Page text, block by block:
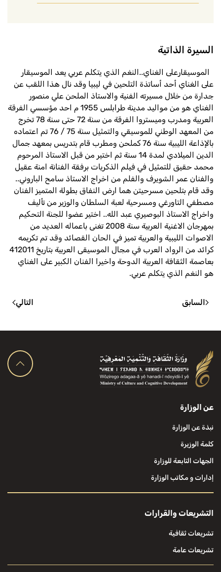
السيرة الذاتية
الموسيقارعلى الغناي..النغم الذي يتكلم عربي يعد الموسيقار
على الغناي أحد أساتذة التلحين في ليبيا وقد نال هذا اللقب عن
جدارة من خلال مسيرته الفنية والاستاذ الملحن علي منصور
الغناي هو من مواليد مدينة طرابلس 1955 م احد مؤسسي الفرقة
العربية ومدرب وميستروا الفرقة من سنة 72 حتى سنة 78 تخرج
من المعهد الوطني للموسيقي والتمثيل سنة 75 / 76 تم اعتماده
بالإذاعة الليبية سنة 76 كملحن ومطرب قام بتدريس بمعهد جمال
الدين الميلادي لمدة 14 سنة ثم اختير من قبل الاستاذ المرحوم
محمد حقيق للتمثيل في فيلم الذكريات برفقة الفنانة امنة عقيل
والفنان عمر الشويرف والفلم من اخراج الاستاذ سامح الباروني..
وقد قام بتلحين مسرحيتن هما ارض النفاق بطولة المتميز الفنان
مصطفي التاورغي ومسرحية لعبة السلطان والوزير من تأليف
واخراج الاستاذ البوصيري عبد الله.. اختير عضوا للجنة التحكيم
بمهرجان الاغنية العربية سنة 2008 تغنى باعماله العديد من
الاصوات الليبية والعربية تميز في الحان القصائد وقد تم تكريمه
كرائد من الرواد العرب في مجال الموسيقى العربية بتاريخ 412011
بعاصمة الثقافة العربية الدوحة واخيرا الفنان الكبير على الغناي
هو النغم الذي يتكلم عربي.
السابق التالي
عن الوزارة
نبذة عن الوزارة
كلمة الوزيرة
الجهات التابعة للوزارة
إدارات و مكاتب الوزارة
التشريعات والقرارات
تشريعات ثقافية
تشريعات عامة